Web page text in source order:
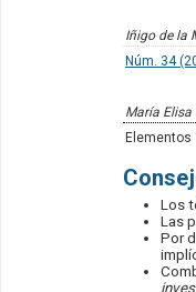
Iñigo de la
Núm. 34
María Elisa
Elementos
Los
Las
Por